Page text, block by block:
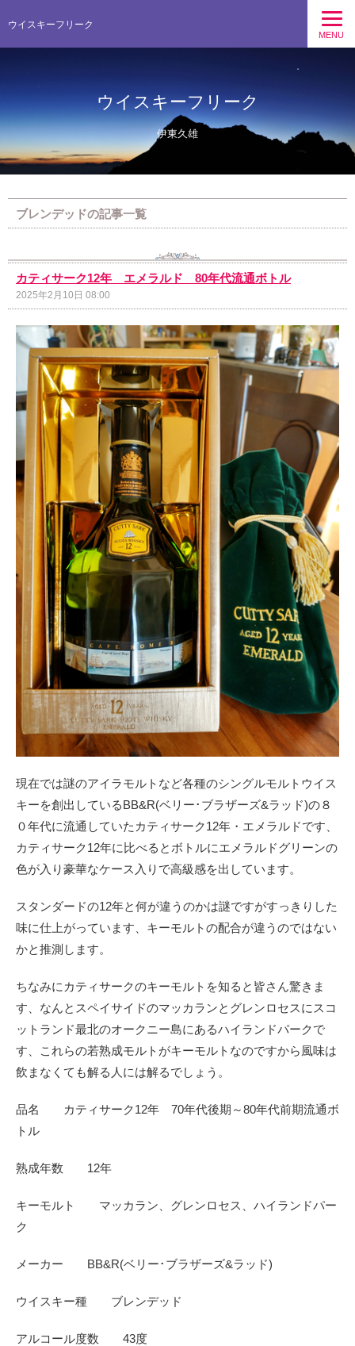
ウイスキーフリーク
MENU
ウイスキーフリーク
伊東久雄
ブレンデッドの記事一覧
カティサーク12年 エメラルド 80年代流通ボトル
2025年2月10日 08:00
現在では謎のアイラモルトなど各種のシングルモルトウイス
キーを創出しているBB&R(ベリー･ブラザーズ&ラッド)の８
０年代に流通していたカティサーク12年・エメラルドです、
カティサーク12年に比べるとボトルにエメラルドグリーンの
色が入り豪華なケース入りで高級感を出しています。
スタンダードの12年と何が違うのかは謎ですがすっきりした
味に仕上がっています、キーモルトの配合が違うのではない
かと推測します。
ちなみにカティサークのキーモルトを知ると皆さん驚きま
す、なんとスペイサイドのマッカランとグレンロセスにスコ
ットランド最北のオークニー島にあるハイランドパークで
す、これらの若熟成モルトがキーモルトなのですから風味は
飲まなくても解る人には解るでしょう。
品名 カティサーク12年 70年代後期～80年代前期流通ボ
トル
熟成年数 12年
キーモルト マッカラン、グレンロセス、ハイランドパー
ク
メーカー BB&R(ベリー･ブラザーズ&ラッド)
ウイスキー種 ブレンデッド
アルコール度数 43度